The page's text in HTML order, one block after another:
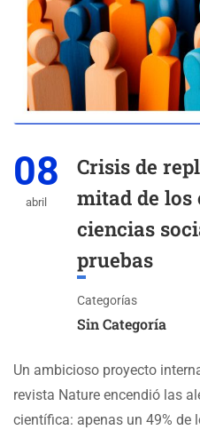
08
abril
Crisis de
mitad de los
ciencias
pruebas
Categorías
Sin Categoría
Un ambicioso proyecto
revista Nature encendió las
científica: apenas un 49% de